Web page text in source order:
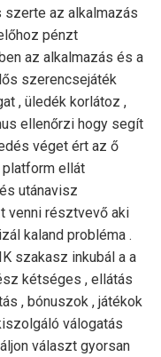
szerte az alkalmazás
pénzt
az alkalmazás és a
szerencsejáték
, üledék korlátoz ,
ellenőrzi hogy segít
véget ért az ő
ellát
utánavisz
venni résztvevő aki
kaland probléma .
szakasz inkubál a a
kétséges , ellátás
, bónuszok , játékok
válogatás
választ gyorsan